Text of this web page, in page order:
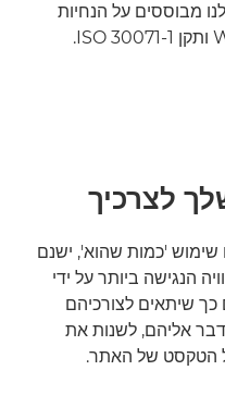
מבוססים על הנחיות
לצרכיך
שימוש 'כמות שהוא', ישנם
הנגישה ביותר על ידי
שיתאים לצורכיהם
אליהם, לשנות את
הטקסט של האתר.